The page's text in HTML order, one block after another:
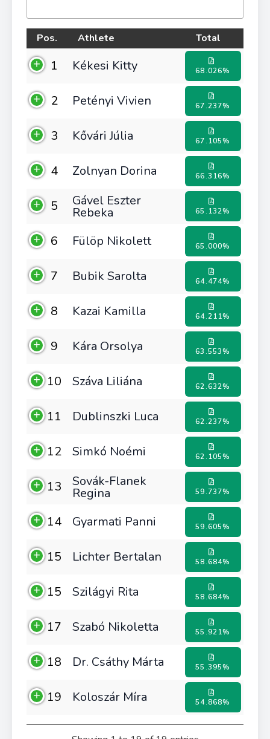
Pos. Athlete Total
1 Kékesi Kitty 68.026%
2 Petényi Vivien 67.237%
3 Kővári Júlia 67.105%
4 Zolnyan Dorina 66.316%
5 Gável Eszter
Rebeka 65.132%
6 Fülöp Nikolett 65.000%
7 Bubik Sarolta 64.474%
8 Kazai Kamilla 64.211%
9 Kára Orsolya 63.553%
10 Száva Liliána 62.632%
11 Dublinszki Luca 62.237%
12 Simkó Noémi 62.105%
13 Sovák-Flanek
Regina 59.737%
14 Gyarmati Panni 59.605%
15 Lichter Bertalan 58.684%
15 Szilágyi Rita 58.684%
17 Szabó Nikoletta 55.921%
18 Dr. Csáthy Márta 55.395%
19 Koloszár Míra 54.868%